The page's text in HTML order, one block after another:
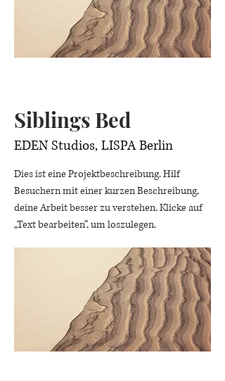
Siblings Bed
EDEN Studios, LISPA Berlin
Dies ist eine Projektbeschreibung. Hilf
Besuchern mit einer kurzen Beschreibung,
deine Arbeit besser zu verstehen. Klicke auf
„Text bearbeiten“, um loszulegen.